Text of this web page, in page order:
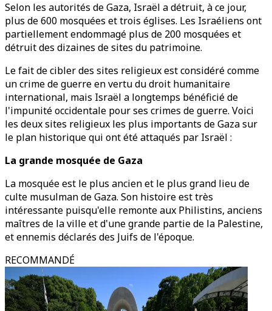
Selon les autorités de Gaza, Israël a détruit, à ce jour,
plus de 600 mosquées et trois églises. Les Israéliens ont
partiellement endommagé plus de 200 mosquées et
détruit des dizaines de sites du patrimoine.
Le fait de cibler des sites religieux est considéré comme
un crime de guerre en vertu du droit humanitaire
international, mais Israël a longtemps bénéficié de
l'impunité occidentale pour ses crimes de guerre. Voici
les deux sites religieux les plus importants de Gaza sur
le plan historique qui ont été attaqués par Israël :
La grande mosquée de Gaza
La mosquée est le plus ancien et le plus grand lieu de
culte musulman de Gaza. Son histoire est très
intéressante puisqu'elle remonte aux Philistins, anciens
maîtres de la ville et d'une grande partie de la Palestine,
et ennemis déclarés des Juifs de l'époque.
RECOMMANDÉ